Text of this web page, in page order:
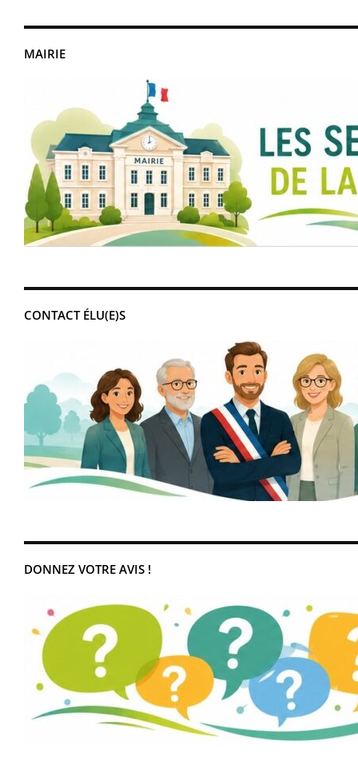
MAIRIE
CONTACT ÉLU(E)S
DONNEZ VOTRE AVIS !